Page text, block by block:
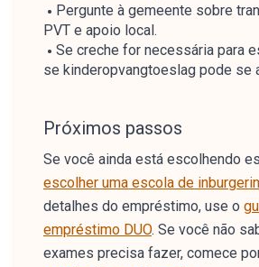
Pergunte à gemeente sobre
PVT e apoio local.
Se creche for necessária para
se kinderopvangtoeslag pode se
Próximos passos
Se você ainda está escolhendo
escolher uma escola de
detalhes do empréstimo, use o
empréstimo DUO. Se você não
exames precisa fazer, comece